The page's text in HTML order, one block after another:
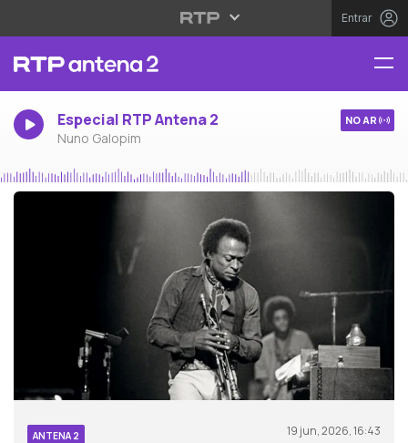
Entrar
Especial RTP Antena 2
Nuno Galopim
NO AR
ANTENA 2 19 jun, 2026, 16:43